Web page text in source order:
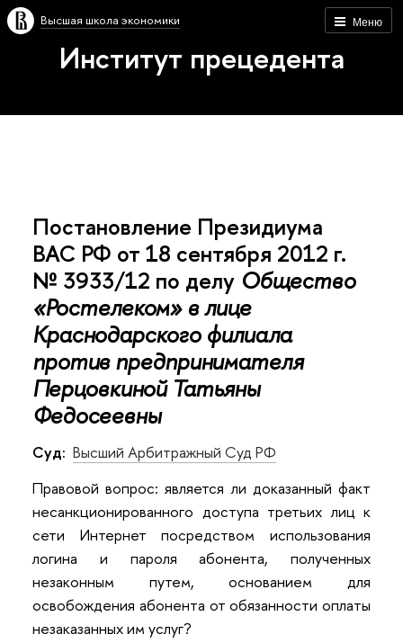
Меню
Высшая школа экономики
Институт прецедента
Постановление Президиума
ВАС РФ от 18 сентября 2012 г.
№ 3933/12 по делу Общество
«Ростелеком» в лице
Краснодарского филиала
против предпринимателя
Перцовкиной Татьяны
Федосеевны
Суд: Высший Арбитражный Суд РФ
Правовой вопрос: является ли доказанный факт
несанкционированного доступа третьих лиц к
сети Интернет посредством использования
логина и пароля абонента, полученных
незаконным путем, основанием для
освобождения абонента от обязанности оплаты
незаказанных им услуг?